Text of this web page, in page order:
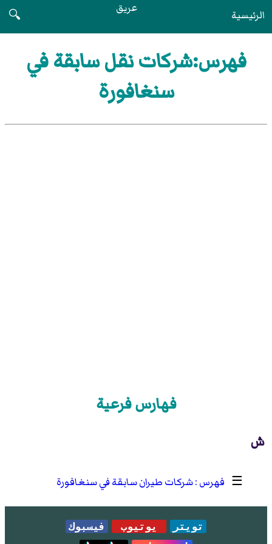
الرئيسية عريق
🔍
فهرس:شركات نقل سابقة في
سنغافورة
فهارس فرعية
ش
☰ شركات طيران سابقة في سنغافورة
تويتر يوتيوب
فيسبوك